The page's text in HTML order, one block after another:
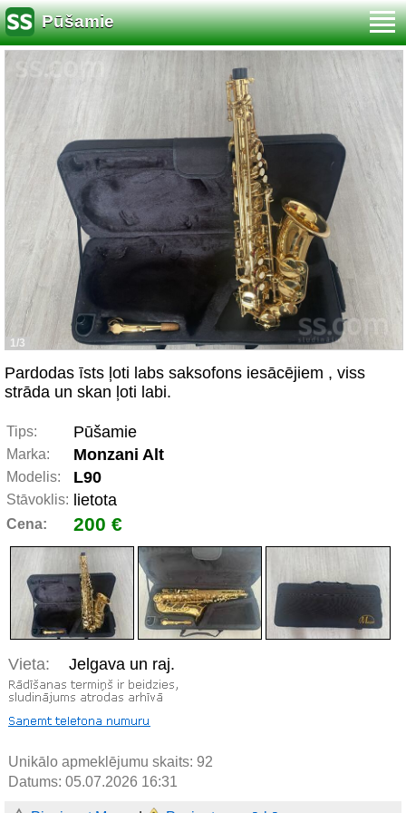
Pūšamie
1/3
Pardodas īsts ļoti labs saksofons iesācējiem , viss
strāda un skan ļoti labi.
Tips: Pūšamie
Marka: Monzani Alt
Modelis: L90
Stāvoklis: lietota
Cena: 200 €
Vieta: Jelgava un raj.
Unikālo apmeklējumu skaits: 92
Datums: 05.07.2026 16:31